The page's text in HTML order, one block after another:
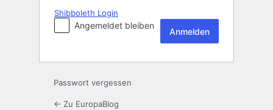
Shibboleth Login
Angemeldet bleiben
Passwort vergessen
← Zu EuropaBlog